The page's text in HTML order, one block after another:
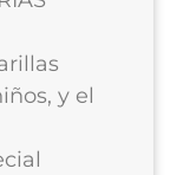
y el